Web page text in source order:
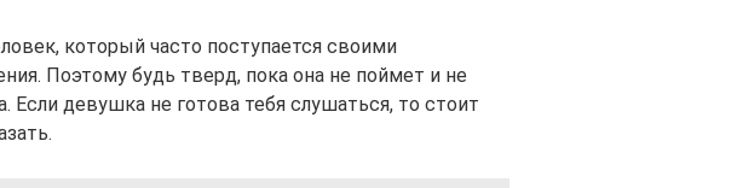
который часто поступается своими
Поэтому будь тверд, пока она не поймет и не
Если девушка не готова тебя слушаться, то стоит